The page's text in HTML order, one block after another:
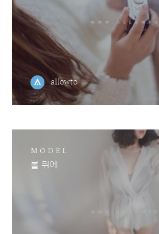
allowto
MODEL
볼 뒤에